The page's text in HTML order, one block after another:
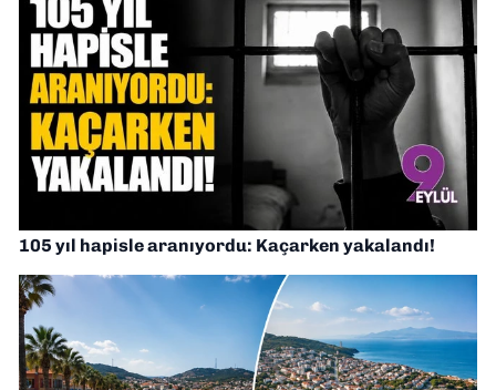
105 yıl hapisle aranıyordu: Kaçarken yakalandı!